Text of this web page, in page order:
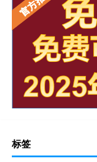
标签